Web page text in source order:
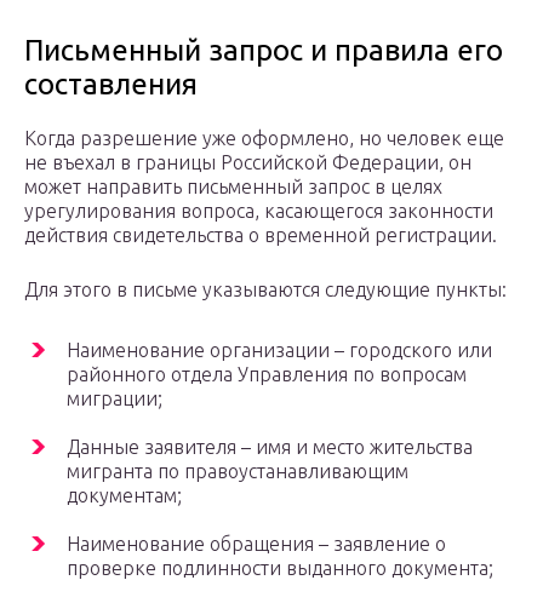
Письменный запрос и правила его
составления
Когда разрешение уже оформлено, но человек еще
не въехал в границы Российской Федерации, он
может направить письменный запрос в целях
урегулирования вопроса, касающегося законности
действия свидетельства о временной регистрации.
Для этого в письме указываются следующие пункты:
Наименование организации – городского или
районного отдела Управления по вопросам
миграции;
Данные заявителя – имя и место жительства
мигранта по правоустанавливающим
документам;
Наименование обращения – заявление о
проверке подлинности выданного документа;